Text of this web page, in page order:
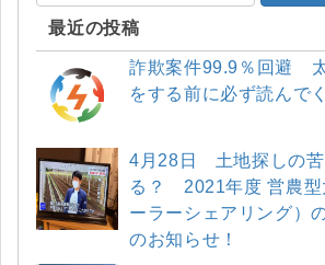
最近の投稿
詐欺案件99.9％回避
をする前に必ず読んで
4月28日 土地探しの苦
る？ 2021年度 営農型
ーラーシェアリング）
のお知らせ！